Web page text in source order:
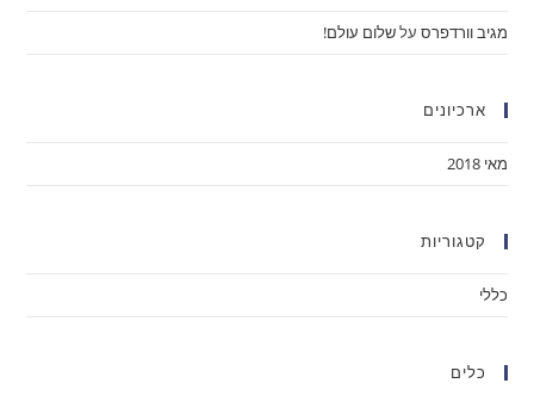
מגיב וורדפרס עלשלום עולם!
ארכיונים
מאי 2018
קטגוריות
כללי
כלים